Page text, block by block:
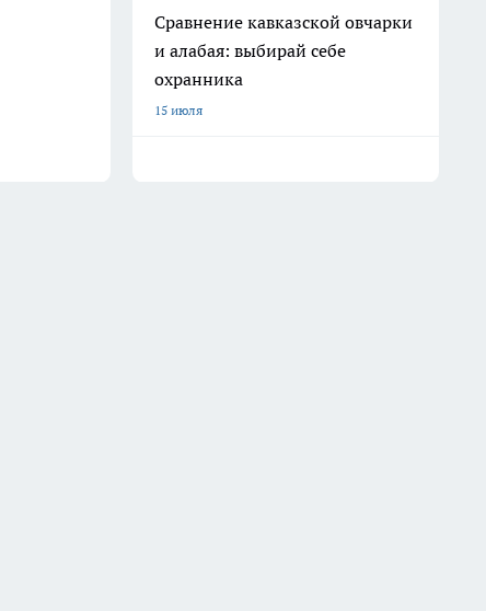
Сравнение кавказской овчарки
и алабая: выбирай себе
охранника
15 июля